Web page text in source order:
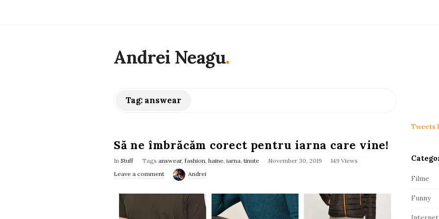
Andrei Neagu.
Tag: answear
Să ne îmbrăcăm corect pentru iarna care vine!
In Stuff Tags answear, fashion, haine, iarna, tinute November 30, 2019
149 Views
Leave a comment
Andrei
i
d
b
a
Tweets
Filme
Funny